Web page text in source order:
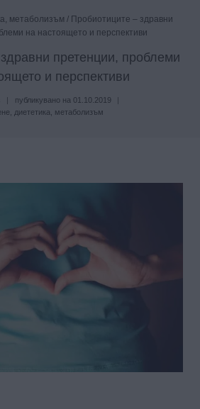
метаболизъм / Пробиотиците – здравни
на настоящето и перспективи
претенции, проблеми
и перспективи
публикувано на 01.10.2019
диететика, метаболизъм